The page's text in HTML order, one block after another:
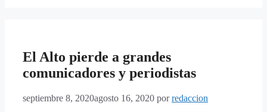
El Alto pierde a grandes
comunicadores y periodistas
septiembre 8, 2020agosto 16, 2020 porredaccion